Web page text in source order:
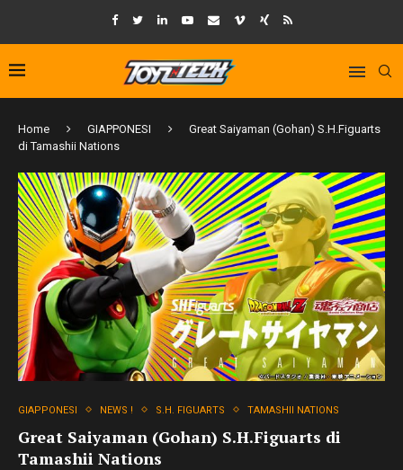
Home GIAPPONESI
Great Saiyaman (Gohan) S.H.Figuarts
di Tamashii Nations
GIAPPONESI NEWS ! S.H. FIGUARTS TAMASHII NATIONS
Great Saiyaman (Gohan) S.H.Figuarts di
Tamashii Nations